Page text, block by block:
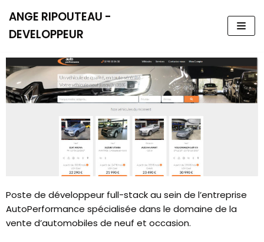
Aller
contenu
ANGE RIPOUTEAU -
DEVELOPPEUR
Poste de développeur full-stack au sein de l’entreprise
AutoPerformance spécialisée dans le domaine de la
vente d’automobiles de neuf et occasion.